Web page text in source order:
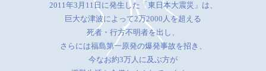
2011年3月11日に発生した「東日本大震災」は、
巨大な津波によって2万2000人を超える
死者・行方不明者を出し、
さらには福島第一原発の爆発事故を招き、
今なお約3万人に及ぶ方が